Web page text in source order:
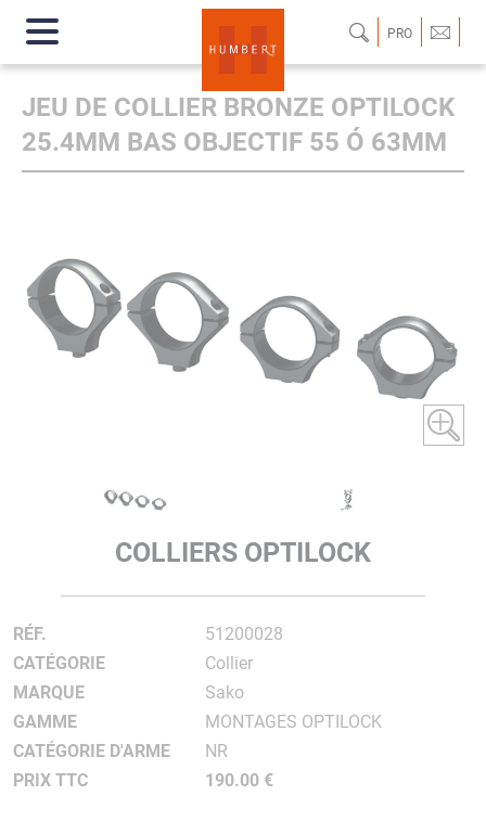
PRO
JEU DE COLLIER BRONZE OPTILOCK
25.4MM BAS OBJECTIF 55 Ó 63MM
COLLIERS OPTILOCK
RÉF.
51200028
CATÉGORIE
Collier
MARQUE
Sako
GAMME
MONTAGES OPTILOCK
CATÉGORIE D'ARME
NR
PRIX TTC
190.00 €